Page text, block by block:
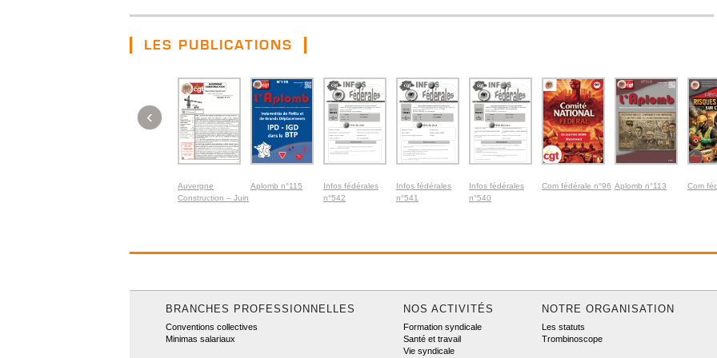
LES PUBLICATIONS
Auvergne
Construction – Juin
Aplomb n°115
Infos fédérales
n°542
Infos fédérales
n°541
Infos fédérales
n°540
Com fédérale n°96 Aplomb n°113 Com
‹
BRANCHES PROFESSIONNELLES
Conventions collectives
Minimas salariaux
NOS ACTIVITÉS
Formation syndicale
Santé et travail
Vie syndicale
NOTRE ORGANISATION
Les statuts
Trombinoscope